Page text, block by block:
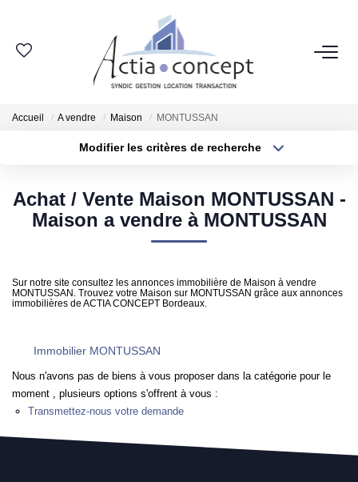
Notre Équipe
Nos Actualités
Nos Avis Clients
Rénovation Énergétique
Syndic
Transaction
ESPACE CLIENT
Accueil A vendre Maison MONTUSSAN
Modifier les critères de recherche
Sélectionnez...
Type de bien
Surface min
Créer une alerte
Achat / Vente Maison MONTUSSAN -
Maison a vendre à MONTUSSAN
Sur notre site consultez les annonces immobilière de Maison à vendre
MONTUSSAN. Trouvez votre Maison sur MONTUSSAN grâce aux annonces
immobilières de ACTIA CONCEPT Bordeaux.
Immobilier MONTUSSAN
Nous n'avons pas de biens à vous proposer dans la catégorie pour le
moment , plusieurs options s'offrent à vous :
Transmettez-nous votre demande